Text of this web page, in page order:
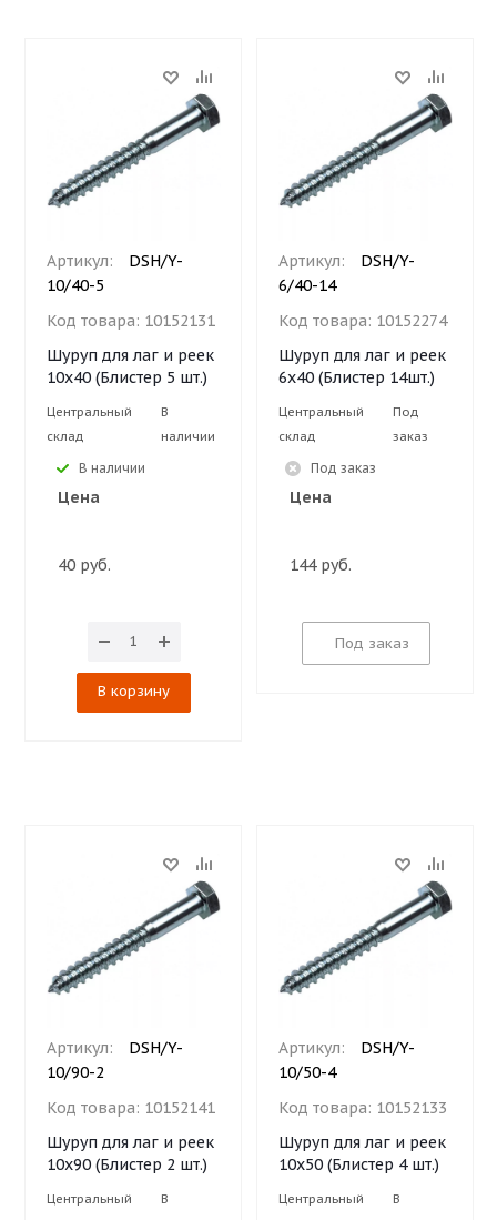
Артикул:
DSH/Y-
10/40-5
Код товара: 10152131
Шуруп для лаг и реек
10х40 (Блистер 5 шт.)
Центральный
склад
В
наличии
В наличии
Цена
40 руб.
В корзину
Артикул:
DSH/Y-
6/40-14
Код товара: 10152274
Шуруп для лаг и реек
6х40 (Блистер 14шт.)
Центральный
склад
Под
заказ
Под заказ
Цена
144 руб.
Под заказ
Артикул:
DSH/Y-
10/90-2
Код товара: 10152141
Шуруп для лаг и реек
10х90 (Блистер 2 шт.)
Центральный
В
Артикул:
DSH/Y-
10/50-4
Код товара: 10152133
Шуруп для лаг и реек
10х50 (Блистер 4 шт.)
Центральный
В